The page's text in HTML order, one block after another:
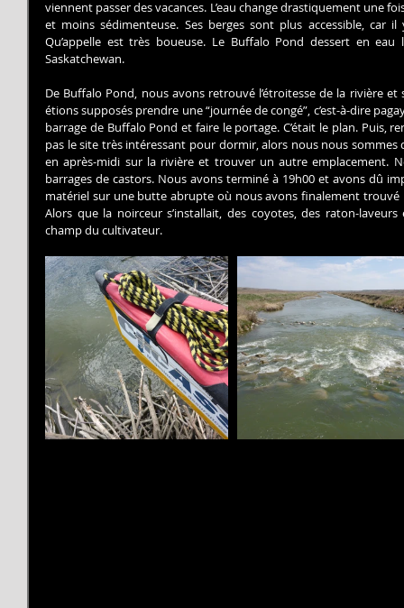
viennent passer des vacances. L’eau change drastiquement une
et moins sédimenteuse. Ses berges sont plus accessible, car
Qu’appelle est très boueuse. Le Buffalo Pond dessert en
Saskatchewan.
De Buffalo Pond, nous avons retrouvé l’étroitesse de la rivière et
étions supposés prendre une “journée de congé”, c’est-à-dire
barrage de Buffalo Pond et faire le portage. C’était le plan. Puis,
pas le site très intéressant pour dormir, alors nous nous
en après-midi sur la rivière et trouver un autre emplacement.
barrages de castors. Nous avons terminé à 19h00 et avons dû
matériel sur une butte abrupte où nous avons finalement trouvé
Alors que la noirceur s’installait, des coyotes, des raton-
champ du cultivateur.